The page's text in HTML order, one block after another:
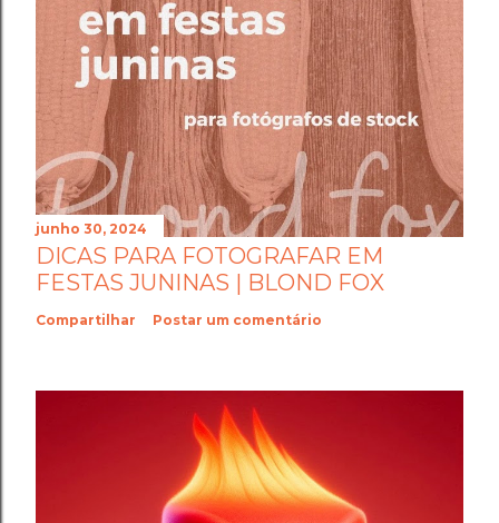
junho 30, 2024
DICAS PARA FOTOGRAFAR EM
FESTAS JUNINAS | BLOND FOX
Compartilhar Postar um comentário